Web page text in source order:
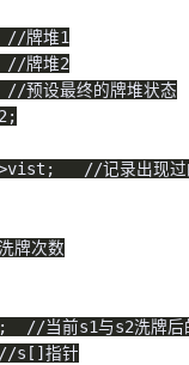
//牌堆1
//牌堆2
//预设最终的牌堆状态
;
vist ;
//记录出现过
牌次数
;
//当前s1与s2洗牌后
//s[]指针